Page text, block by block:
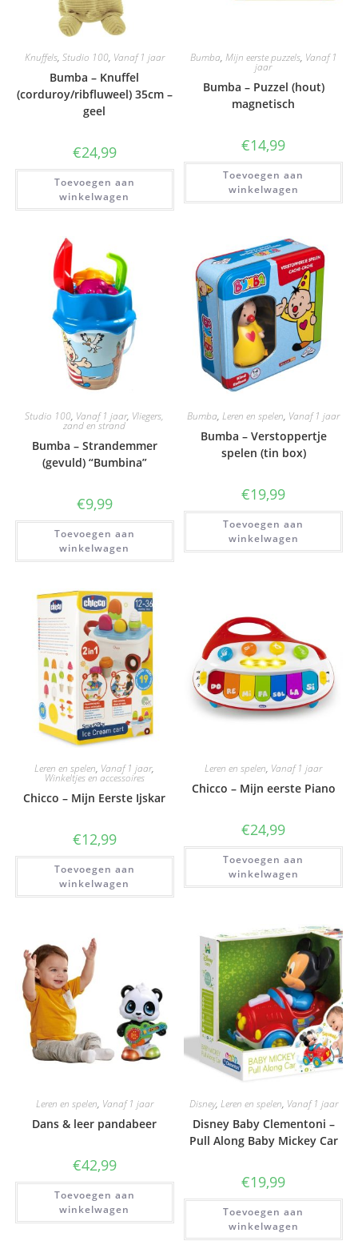
Knuffels, Studio 100, Vanaf 1 jaar
Bumba – Knuffel
(corduroy/ribfluweel) 35cm –
geel
€24,99
Toevoegen aan
winkelwagen
Bumba, Mijn eerste puzzels, Vanaf 1
jaar
Bumba – Puzzel (hout)
magnetisch
€14,99
Toevoegen aan
winkelwagen
Studio 100, Vanaf 1 jaar, Vliegers,
zand en strand
Bumba – Strandemmer
(gevuld) “Bumbina”
€9,99
Toevoegen aan
winkelwagen
Bumba,Leren en spelen, Vanaf 1 jaar
Bumba – Verstoppertje
spelen (tin box)
€19,99
Toevoegen aan
winkelwagen
Leren en spelen, Vanaf 1 jaar,
Winkeltjes en accessoires
Chicco – Mijn Eerste Ijskar
€12,99
Toevoegen aan
winkelwagen
Leren en spelen, Vanaf 1 jaar
Chicco – Mijn eerste Piano
€24,99
Toevoegen aan
winkelwagen
Leren en spelen, Vanaf 1 jaar
Dans & leer pandabeer
€42,99
Toevoegen aan
winkelwagen
Disney, Leren en spelen, Vanaf 1 jaar
Disney Baby Clementoni –
Pull Along Baby Mickey Car
€19,99
Toevoegen aan
winkelwagen